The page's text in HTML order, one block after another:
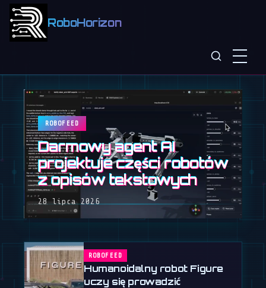
RoboHorizon
ROBOFEED
Darmowy agent AI
projektuje części robotów
z opisów tekstowych
28 lipca 2026
ROBOFEED
Humanoidalny robot Figure
uczy się prowadzić